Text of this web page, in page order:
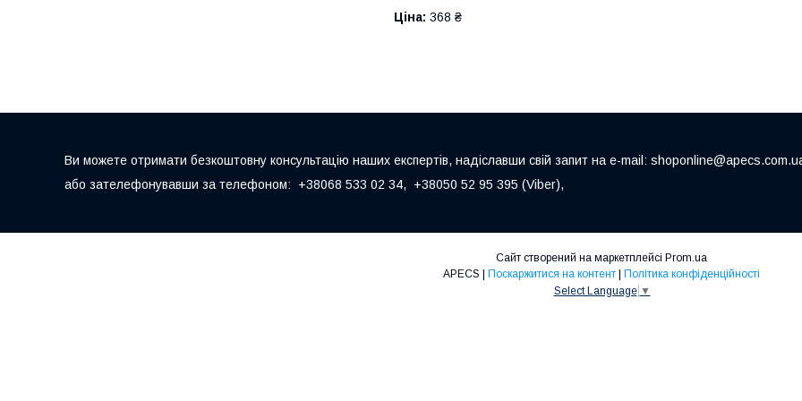
Ціна: 368 ₴
Ви можете отримати безкоштовну консультацію наших експертів, надіславши свій запит на e-mail:
або зателефонувавши за телефоном: +38068 533 02 34, +38050 52 95 395 (Viber),
Сайт створений на маркетплейсі Prom.ua
APECS | Поскаржитися на контент | Політика конфіденційності
Select Language ▼